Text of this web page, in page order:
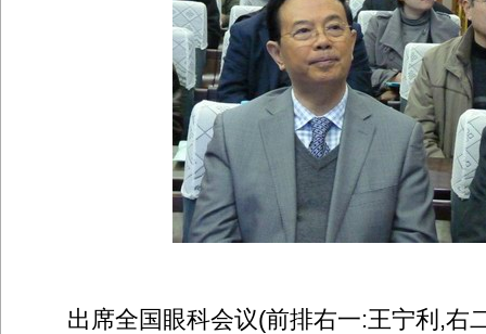
出席全国眼科会议(前排右一:王宁利,右